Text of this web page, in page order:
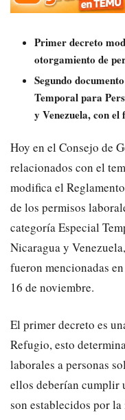
Primer decreto
otorgamiento de
Segundo
Temporal para
y Venezuela, con
Hoy en el Consejo de
relacionados con el
modifica el
de los permisos
categoría Especial
Nicaragua y
fueron mencionadas
16 de noviembre.
El primer decreto es
Refugio, esto
laborales a personas
ellos deberían cumplir
son establecidos por